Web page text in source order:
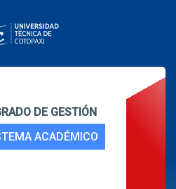
DE GESTIÓN
ACADÉMICO